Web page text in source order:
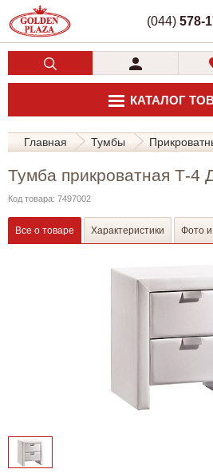
(044) 578-
КАТАЛОГ
Главная Тумбы
Тумба прикроватная Т-4
Код товара: 7497002
Все о товаре Характеристики Фото